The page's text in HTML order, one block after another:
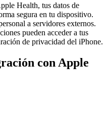
Health, tus datos de
segura en tu dispositivo.
a servidores externos.
pueden acceder a tus
de privacidad del iPhone.
con Apple